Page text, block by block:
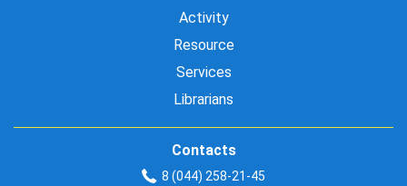
Activity
Resource
Services
Librarians
Contacts
8 (044) 258-21-45